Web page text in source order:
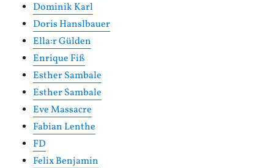
Dominik Karl
Doris Hanslbauer
Ella:r Gülden
Enrique Fiß
Esther Sambale
Esther Sambale
Eve Massacre
Fabian Lenthe
FD
Felix Benjamin